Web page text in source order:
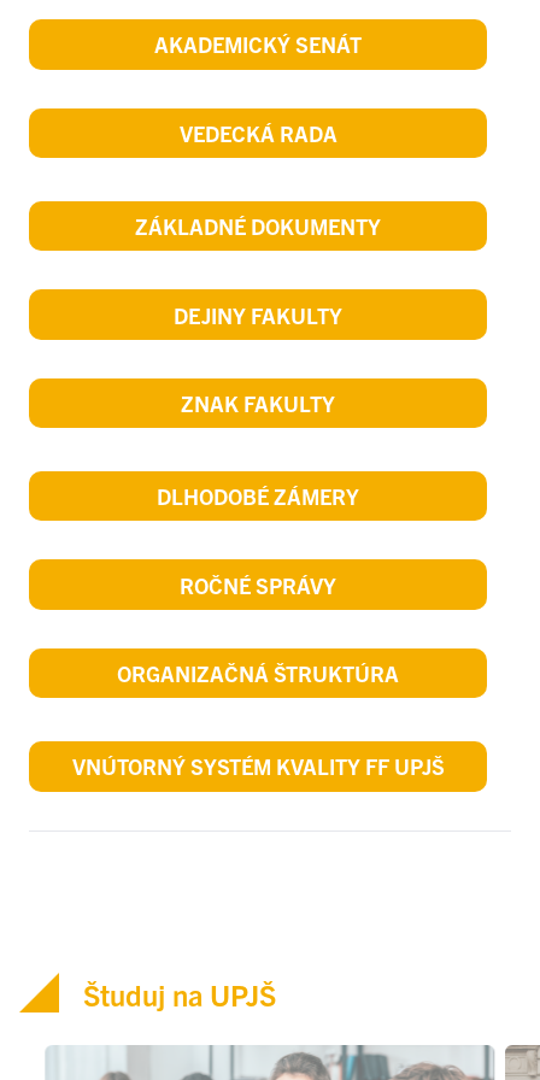
AKADEMICKÝ SENÁT
VEDECKÁ RADA
ZÁKLADNÉ DOKUMENTY
DEJINY FAKULTY
ZNAK FAKULTY
DLHODOBÉ ZÁMERY
ROČNÉ SPRÁVY
ORGANIZAČNÁ ŠTRUKTÚRA
VNÚTORNÝ SYSTÉM KVALITY FF UPJŠ
Študuj na UPJŠ